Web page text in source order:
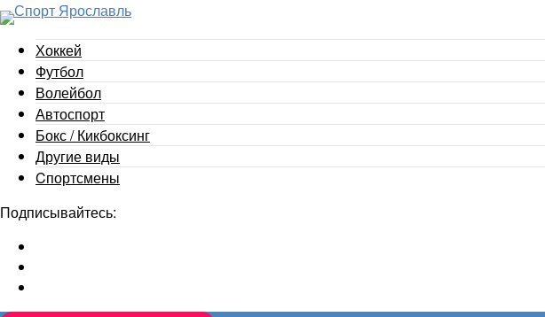
Хоккей
Футбол
Волейбол
Автоспорт
Бокс / Кикбоксинг
Другие виды
Cпортсмены
Подписывайтесь: